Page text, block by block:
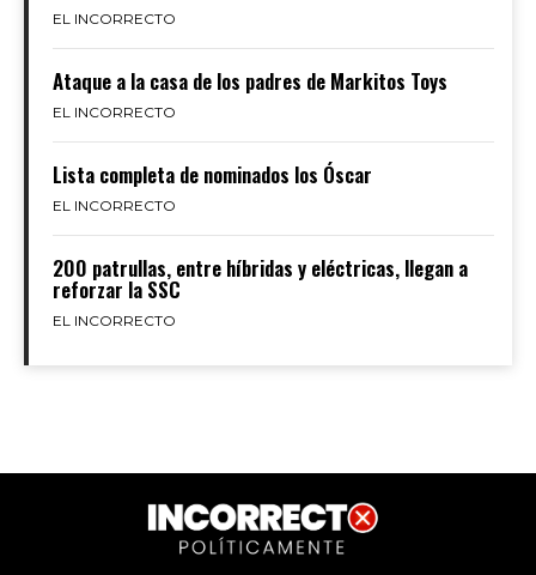
EL INCORRECTO
Ataque a la casa de los padres de Markitos Toys
EL INCORRECTO
Lista completa de nominados los Óscar
EL INCORRECTO
200 patrullas, entre híbridas y eléctricas, llegan a
reforzar la SSC
EL INCORRECTO